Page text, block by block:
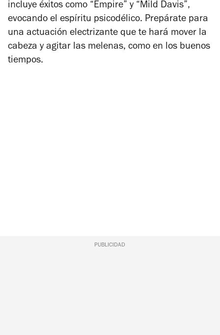
incluye éxitos como “Empire” y “Mild Davis”,
evocando el espíritu psicodélico. Prepárate para
una actuación electrizante que te hará mover la
cabeza y agitar las melenas, como en los buenos
tiempos.
PUBLICIDAD